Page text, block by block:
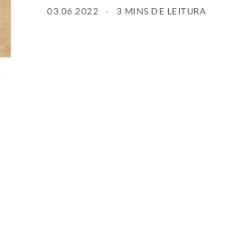
03.06.2022 3 MINS DE LEITURA